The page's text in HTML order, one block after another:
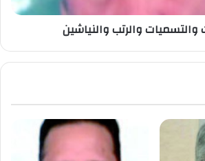
والتسميات والرتب والنياشين